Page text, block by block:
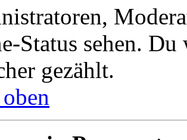
Status sehen.
gezählt.